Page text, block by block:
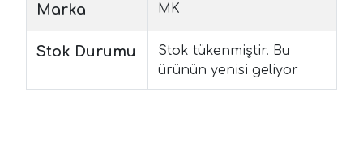
Marka MK
Stok Durumu
Stok tükenmiştir. Bu
ürünün yenisi geliyor